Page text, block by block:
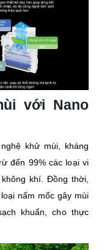
với Nano
khử mùi, kháng
đến 99% các loại vi
khí. Đồng thời,
nấm mốc gây mùi
khuẩn, cho thực